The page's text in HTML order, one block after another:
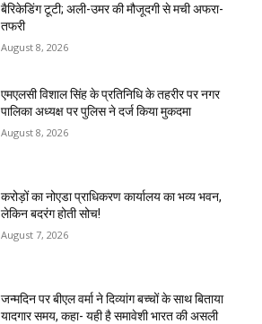
बैरिकेडिंग टूटी; अली-उमर की मौजूदगी से मची अफरा-
तफरी
August 8, 2026
एमएलसी विशाल सिंह के प्रतिनिधि के तहरीर पर नगर
पालिका अध्यक्ष पर पुलिस ने दर्ज किया मुकदमा
August 8, 2026
करोड़ों का नोएडा प्राधिकरण कार्यालय का भव्य भवन,
लेकिन बदरंग होती सोच!
August 7, 2026
जन्मदिन पर बीएल वर्मा ने दिव्यांग बच्चों के साथ बिताया
यादगार समय, कहा- यही है समावेशी भारत की असली